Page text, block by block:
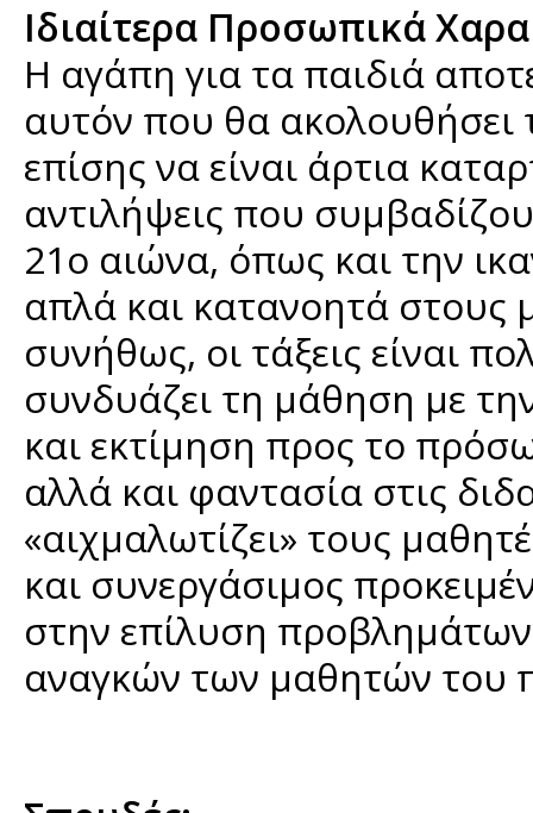
Ιδιαίτερα Προσωπικά
Η αγάπη για τα παιδιά
αυτόν που θα ακολουθήσει
επίσης να είναι άρτια
αντιλήψεις που
21ο αιώνα, όπως και την
απλά και κατανοητά στους
συνήθως, οι τάξεις είναι
συνδυάζει τη μάθηση με
και εκτίμηση προς το
αλλά και φαντασία στις
«αιχμαλωτίζει» τους
και συνεργάσιμος
στην επίλυση
αναγκών των μαθητών του